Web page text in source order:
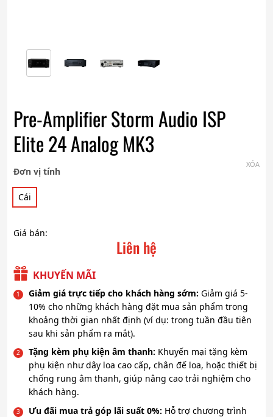
Pre-Amplifier Storm Audio ISP
Elite 24 Analog MK3
Đơn vị tính
Cái
XÓA
Giá bán:
Liên hệ
KHUYẾN MÃI
Giảm giá trực tiếp cho khách hàng sớm: Giảm giá 5-
10% cho những khách hàng đặt mua sản phẩm trong
khoảng thời gian nhất định (ví dụ: trong tuần đầu tiên
sau khi sản phẩm ra mắt).
Tặng kèm phụ kiện âm thanh: Khuyến mại tặng kèm
phụ kiện như dây loa cao cấp, chân đế loa, hoặc thiết bị
chống rung âm thanh, giúp nâng cao trải nghiệm cho
khách hàng.
Ưu đãi mua trả góp lãi suất 0%: Hỗ trợ chương trình